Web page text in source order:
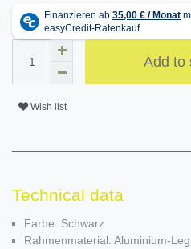
Add to
Wish list
Technical data
Farbe: Schwarz
Rahmenmaterial: Aluminium-